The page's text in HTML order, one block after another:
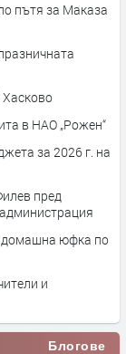
пътя за Маказа
в НАО „Рожен“
за 2026 г. на
пред
домашна юфка по
и
Блогове